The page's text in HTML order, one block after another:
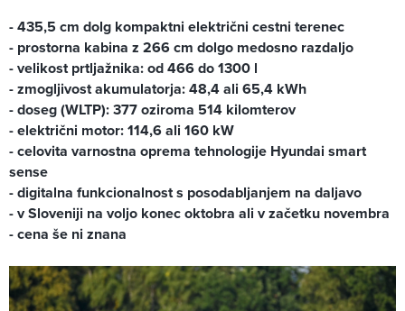
- 435,5 cm dolg kompaktni električni cestni terenec
- prostorna kabina z 266 cm dolgo medosno razdaljo
- velikost prtljažnika: od 466 do 1300 l
- zmogljivost akumulatorja: 48,4 ali 65,4 kWh
- doseg (WLTP): 377 oziroma 514 kilomterov
- električni motor: 114,6 ali 160 kW
- celovita varnostna oprema tehnologije Hyundai smart
sense
- digitalna funkcionalnost s posodabljanjem na daljavo
- v Sloveniji na voljo konec oktobra ali v začetku novembra
- cena še ni znana